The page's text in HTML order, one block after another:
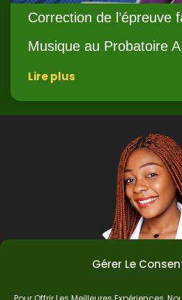
Gérer Le
Correction de l’épreuve
Musique au Probatoire
Lire plus